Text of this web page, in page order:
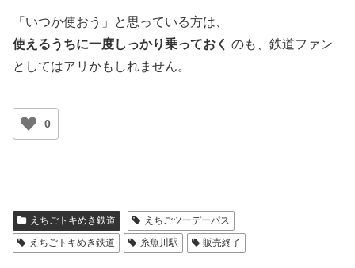
「いつか使おう」と思っている方は、
使えるうちに一度しっかり乗っておく のも、鉄道ファン
としてはアリかもしれません。
0
えちごトキめき鉄道
えちごツーデーパス
えちごトキめき鉄道
糸魚川駅 販売終了